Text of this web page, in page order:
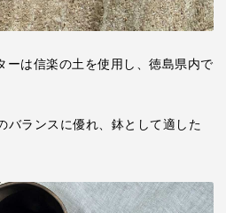
ーは信楽の土を使用し、徳島県内で
バランスに優れ、鉢として適した